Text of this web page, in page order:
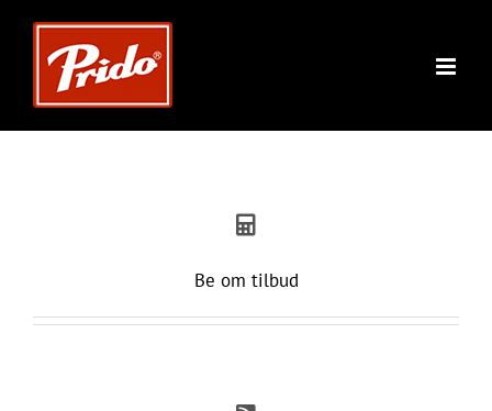
content
Be om tilbud